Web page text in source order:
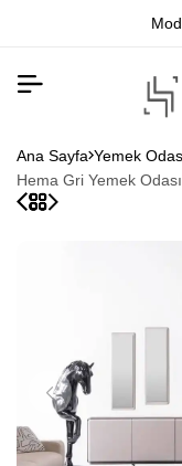
Ana Sayfa Yemek
Hema Gri Yemek Odası